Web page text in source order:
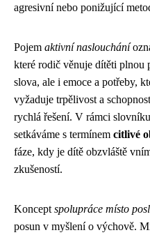
agresivní nebo ponižující
Pojem aktivní naslouchání
které rodič věnuje dítěti plnou
slova, ale i emoce a potřeby,
vyžaduje trpělivost a
rychlá řešení. V rámci
setkáváme s termínem citlivé
fáze, kdy je dítě obzvláště
zkušeností.
Koncept spolupráce místo
posun v myšlení o výchově.